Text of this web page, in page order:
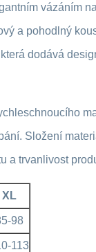
vázáním
a pohodlný
dodává
Složení
a trvanlivost
XL
98
113